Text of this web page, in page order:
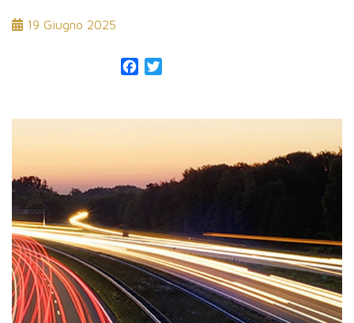
19 Giugno 2025
Facebook